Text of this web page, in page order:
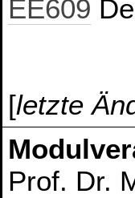
EE609
[letzte
Prof. Dr.